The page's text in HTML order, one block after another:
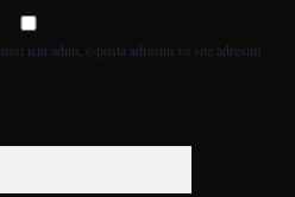
için adım, e-posta adresim ve site adresim